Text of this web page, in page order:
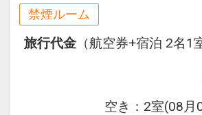
旅行期間中の1泊だけの
泊・飛び泊なども自由
フライトは、安心の
JALグループ）確約！
オプションでレンタカ
禁煙ルーム
旅行代金 （航空券+宿泊 2名1
空き： 2室(08月